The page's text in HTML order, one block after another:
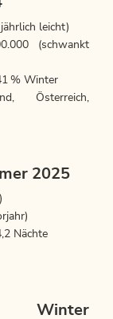
leicht)
(schwankt
% Winter
Österreich,
2025
Nächte
Winter